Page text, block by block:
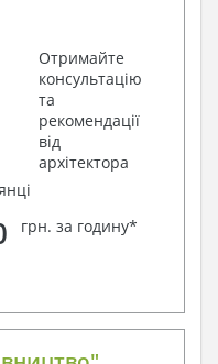
Отримайте
консультацію
та
рекомендації
від
архітектора
грн. за годину*